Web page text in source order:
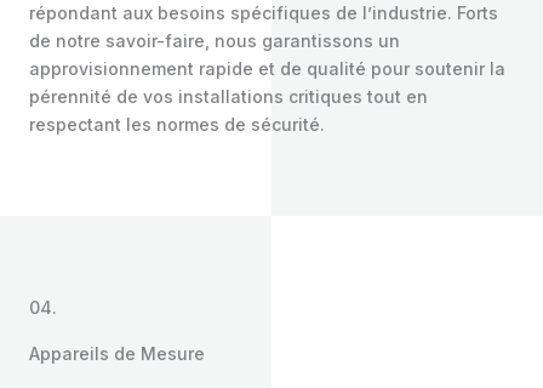
répondant aux besoins spécifiques de l’industrie. Forts
de notre savoir-faire, nous garantissons un
approvisionnement rapide et de qualité pour soutenir la
pérennité de vos installations critiques tout en
respectant les normes de sécurité.
04.
Appareils de Mesure